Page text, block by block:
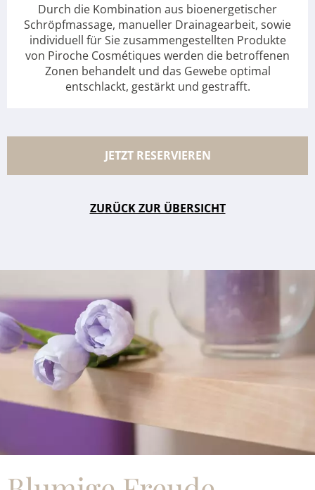
Durch die Kombination aus bioenergetischer
Schröpfmassage, manueller Drainagearbeit, sowie
individuell für Sie zusammengestellten Produkte
von Piroche Cosmétiques werden die betroffenen
Zonen behandelt und das Gewebe optimal
entschlackt, gestärkt und gestrafft.
ZURÜCK ZUR ÜBERSICHT
JETZT RESERVIEREN